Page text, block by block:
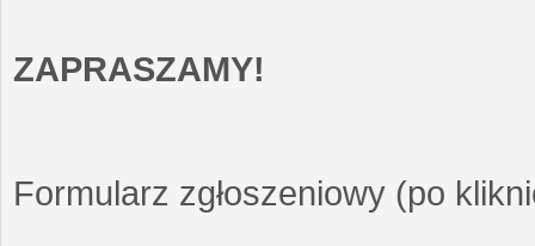
ZAPRASZAMY!
Formularz zgłoszeniowy (po